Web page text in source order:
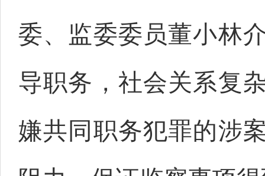
委、监委委员董小林
导职务，社会关系复
嫌共同职务犯罪的涉